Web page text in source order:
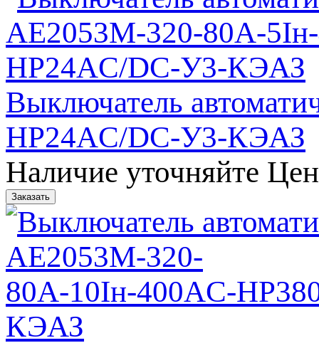
Выключатель
НР24AC/DC-У3-КЭАЗ
Наличие уточняйте